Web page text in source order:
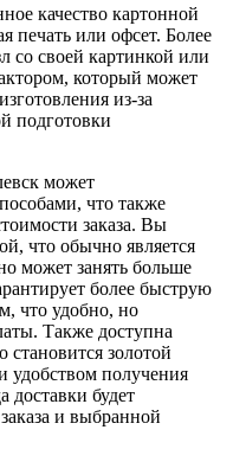
качество картонной
печать или офсет. Более
со своей картинкой или
который может
из-за
подготовки
может
что также
заказа. Вы
что обычно является
может занять больше
более быструю
что удобно, но
Также доступна
золотой
удобством получения
доставки будет
и выбранной